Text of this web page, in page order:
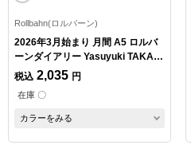
Rollbahn(ロルバーン)
2026年3月始まり 月間 A5 ロルバ
ーンダイアリー Yasuyuki TAKAKI
C
税込 2,035 円
在庫 〇
カラーをみる